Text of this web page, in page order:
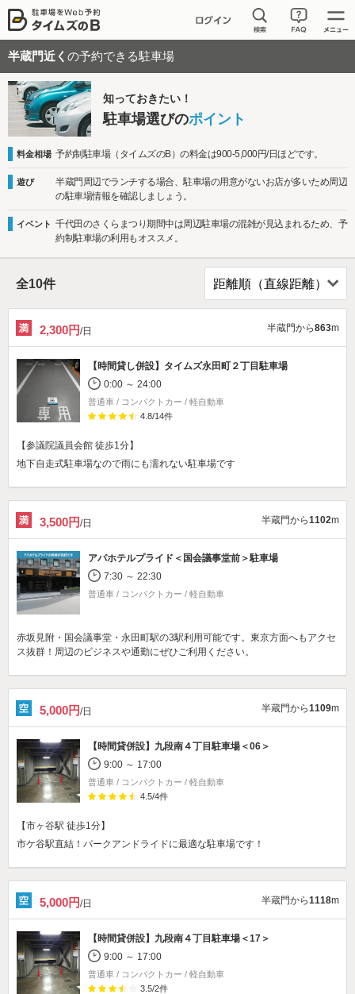
半蔵門近く の予約できる駐車場
知っておきたい！
駐車場選びのポイント
料金相場 予約制駐車場（タイムズのB）の料金は900-5,000円/日ほどです。
遊び
半蔵門周辺でランチする場合、駐車場の用意がないお店が多いため周辺
の駐車場情報を確認しましょう。
イベント 千代田のさくらまつり期間中は周辺駐車場の混雑が見込まれるため、予
約制駐車場の利用もオススメ。
全10件
2,300円/日 半蔵門から863m
【時間貸し併設】 タイムズ永田町２丁目駐車場
0:00 ～ 24:00
普通車 / コンパクトカー / 軽自動車
4.8/14件
【参議院議員会館 徒歩1分】
地下自走式駐車場なので雨にも濡れない駐車場です
3,500円/日 半蔵門から1102m
アパホテルプライド＜国会議事堂前＞駐車場
7:30 ～ 22:30
普通車 / コンパクトカー / 軽自動車
赤坂見附・国会議事堂・永田町駅の3駅利用可能です。東京方面へもアクセ
ス抜群！周辺のビジネスや通勤にぜひご利用ください。
5,000円/日 半蔵門から1109m
【時間貸併設】 九段南４丁目駐車場＜06＞
9:00 ～ 17:00
普通車 / コンパクトカー / 軽自動車
4.5/4件
【市ヶ谷駅 徒歩1分】
市ケ谷駅直結！パークアンドライドに最適な駐車場です！
5,000円/日 半蔵門から1118m
【時間貸併設】 九段南４丁目駐車場＜17＞
9:00 ～ 17:00
普通車 / コンパクトカー / 軽自動車
3.5/2件